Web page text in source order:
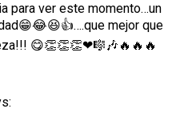
para ver este momento…un
mejor que
😋👏👏👏❤🎼🎶🔥🔥🔥